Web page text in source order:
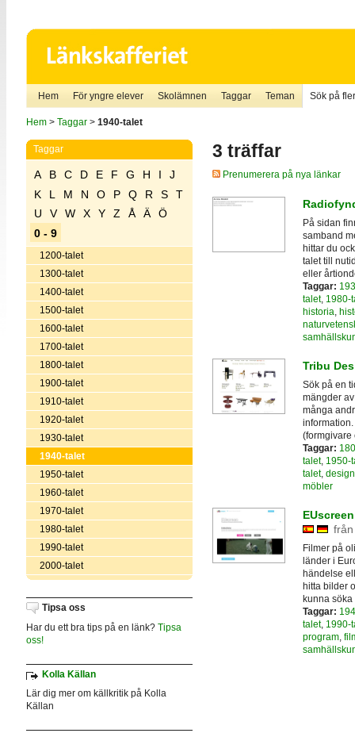
Hem För yngre elever Skolämnen Taggar Teman Sök på
Hem> Taggar> 1940-talet
Taggar
A B C D E F G H I
J
K
L M N O P Q R S
T
U
V W X Y Z Å Ä
Ö
0 - 9
1200-talet
1300-talet
1400-talet
1500-talet
1600-talet
1700-talet
1800-talet
1900-talet
1910-talet
1920-talet
1930-talet
1940-talet
1950-talet
1960-talet
1970-talet
1980-talet
1990-talet
2000-talet
Tipsa oss
Har du ett bra tips på en länk? Tipsa
oss!
Kolla Källan
Lär dig mer om källkritik på Kolla
Källan
3 träffar
Prenumerera på nya länkar
På sidan
samband
hittar du
talet till
eller
Taggar:
talet, 1980-
historia
Tribu
Sök på en
mängder
många
(formgivare
Taggar:
talet, 1950-
talet, design
möbler
Filmer på
länder i
händelse
hitta bilder
kunna
Taggar:
talet, 1990-
program,